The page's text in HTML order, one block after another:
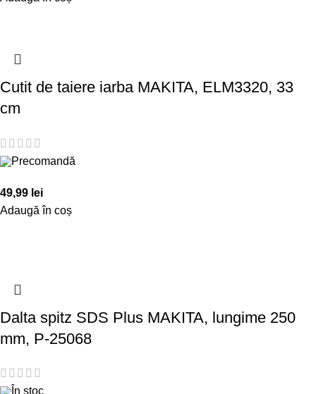
Cutit de taiere iarba MAKITA, ELM3320, 33
cm
Precomandă
49,99 lei
Adaugă în coș
Dalta spitz SDS Plus MAKITA, lungime 250
mm, P-25068
În stoc